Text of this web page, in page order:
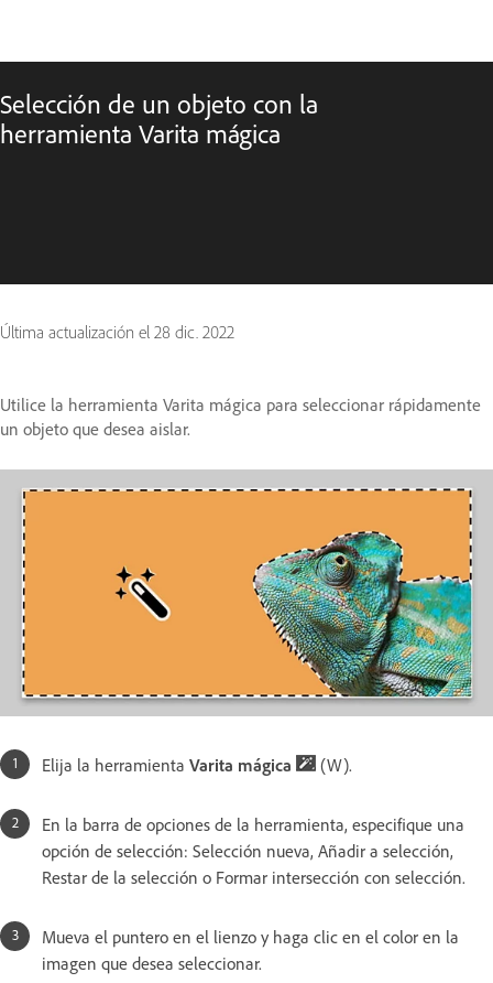
Selección de un objeto con la
herramienta Varita mágica
Última actualización el 28 dic. 2022
Utilice la herramienta Varita mágica para seleccionar rápidamente
un objeto que desea aislar.
Elija la herramienta Varita mágica (W).
En la barra de opciones de la herramienta, especifique una
opción de selección: Selección nueva, Añadir a selección,
Restar de la selección o Formar intersección con selección.
Mueva el puntero en el lienzo y haga clic en el color en la
imagen que desea seleccionar.